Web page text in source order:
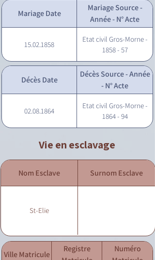
Mariage Date
Mariage Source -
Année - N° Acte
15.02.1858
Etat civil Gros-Morne -
1858 - 57
Décès Date
Décès Source - Année
- N° Acte
02.08.1864
Etat civil Gros-Morne -
1864 - 94
Vie en esclavage
Nom Esclave Surnom Esclave
St-Elie
Ville Matricule
Registre
Numéro